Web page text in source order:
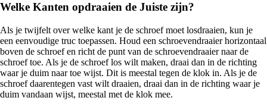
Welke Kanten opdraaien de Juiste zijn?
Als je twijfelt over welke kant je de schroef moet losdraaien, kun je
een eenvoudige truc toepassen. Houd een schroevendraaier horizontaal
boven de schroef en richt de punt van de schroevendraaier naar de
schroef toe. Als je de schroef los wilt maken, draai dan in de richting
waar je duim naar toe wijst. Dit is meestal tegen de klok in. Als je de
schroef daarentegen vast wilt draaien, draai dan in de richting waar je
duim vandaan wijst, meestal met de klok mee.